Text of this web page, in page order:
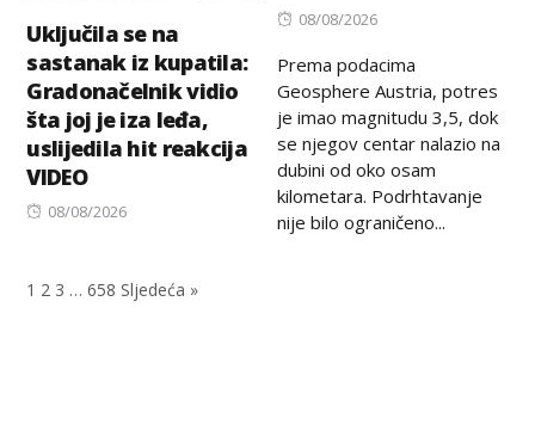
Uključila se na
sastanak iz kupatila:
Gradonačelnik vidio
šta joj je iza leđa,
uslijedila hit reakcija
VIDEO
Posted
08/08/2026
Posted
08/08/2026
Prema podacima
Geosphere Austria, potres
je imao magnitudu 3,5, dok
se njegov centar nalazio na
dubini od oko osam
kilometara. Podrhtavanje
nije bilo ograničeno...
1 2 3 … 658 Sljedeća »